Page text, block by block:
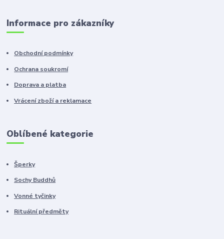
Informace pro zákazníky
Obchodní podmínky
Ochrana soukromí
Doprava a platba
Vrácení zboží a reklamace
Oblíbené kategorie
Šperky
Sochy Buddhů
Vonné tyčinky
Rituální předměty